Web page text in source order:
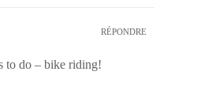
RÉPONDRE
to do – bike riding!